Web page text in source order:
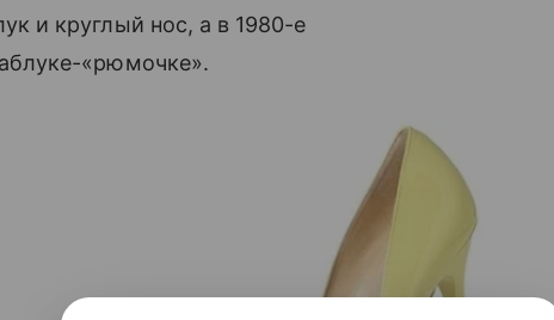
и круглый нос, а в 1980-е
«рюмочке».